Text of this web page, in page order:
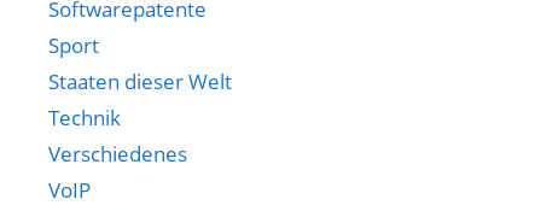
Softwarepatente
Sport
Staaten dieser Welt
Technik
Verschiedenes
VoIP